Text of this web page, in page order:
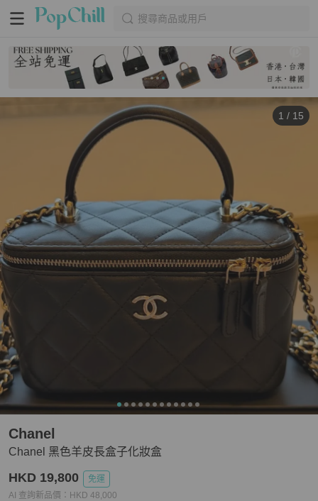
搜尋商品或用戶
1 / 15
Chanel 黑色羊皮長盒子化妝盒
Chanel
HKD 19,800
免運
AI 查詢新品價： HKD 48,000